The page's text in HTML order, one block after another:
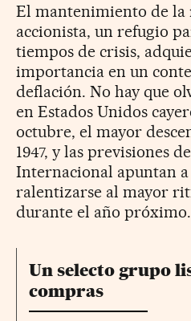
El mantenimiento de
accionista, un refugio
tiempos de crisis,
importancia en un
deflación. No hay que
en Estados Unidos
octubre, el mayor
1947, y las previsiones
Internacional apuntan
ralentizarse al mayor
durante el año próximo.
Un selecto grupo
compras